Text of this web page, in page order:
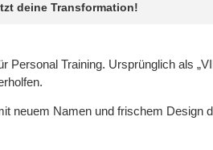
deine Transformation!
Personal Training. Ursprünglich als
neuem Namen und frischem Design